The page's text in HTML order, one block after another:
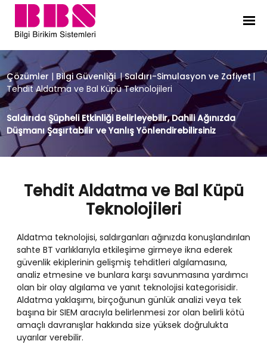
Tehdit Aldatma ve Bal Küpü
Çözümler | Bilgi Güvenliği|Saldırı-Simulasyon ve Zafiyet|
Tehdit Aldatma ve Bal Küpü Teknolojileri
Saldırıda Şüpheli Etkinliği Belirleyebilir, Dahili Ağınızda
Düşmanı Şaşırtabilir ve Yanlış Yönlendirebilirsiniz
Tehdit Aldatma ve Bal Küpü
Teknolojileri
Aldatma teknolojisi, saldırganları ağınızda konuşlandırılan
sahte BT varlıklarıyla etkileşime girmeye ikna ederek
güvenlik ekiplerinin gelişmiş tehditleri algılamasına,
analiz etmesine ve bunlara karşı savunmasına yardımcı
olan bir olay algılama ve yanıt teknolojisi kategorisidir.
Aldatma yaklaşımı, birçoğunun günlük analizi veya tek
başına bir SIEM aracıyla belirlenmesi zor olan belirli kötü
amaçlı davranışlar hakkında size yüksek doğrulukta
uyarılar verebilir.